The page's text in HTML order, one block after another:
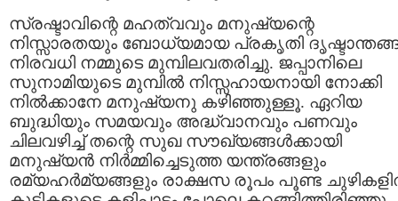
സ്രഷ്ടാവിന്റെ മഹത്വവും മനുഷ്യന്റെ
നിസ്സാരതയും ബോധ്യമായ പ്രകൃതി
നിരവധി നമ്മുടെ മുമ്പിലവതരിച്ചു. ജപ്പാനിലെ
സുനാമിയുടെ മുമ്പില്‍ നിസ്സഹായനായി നോക്കി
നില്‍ക്കാനേ മനുഷ്യനു കഴിഞ്ഞുള്ളൂ. ഏറിയ
ബുദ്ധിയും സമയവും അദ്ധ്വാനവും പണവും
ചിലവഴിച്ച്‌ തന്റെ സുഖ സൗഖ്യങ്ങള്‍ക്കായി
മനുഷ്യന്‍ നിര്‍മ്മിച്ചെടുത്ത യന്ത്രങ്ങളും
രമ്യഹര്‍മ്യങ്ങളും രാക്ഷസ രൂപം പൂണ്ട